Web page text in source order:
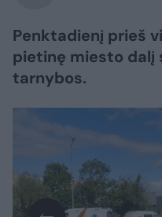
Penktadienį prieš
pietinę miesto dalį
tarnybos.